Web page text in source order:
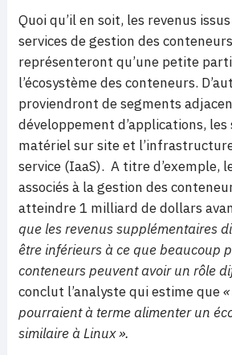
Quoi qu’il en soit, les revenus
services de gestion des
représenteront qu’une petite
l’écosystème des conteneurs.
proviendront de segments
développement d’applications, les
matériel sur site et
service (IaaS). A titre d’exemple,
associés à la gestion des
atteindre 1 milliard de dollars
que les revenus supplémentaires
être inférieurs à ce que beaucoup
conteneurs peuvent avoir un rôle
conclut l’analyste qui estime que
pourraient à terme alimenter un
similaire à Linux ».